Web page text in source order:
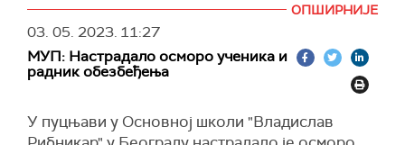
ОПШИРНИЈЕ
03. 05. 2023. 11:27
МУП: Настрадало осморо ученика и
радник обезбеђења
У пуцњави у Основној школи "Владислав